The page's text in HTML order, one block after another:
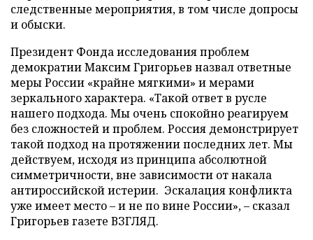
следственные мероприятия, в том числе допросы
и обыски.
Президент Фонда исследования проблем
демократии Максим Григорьев назвал ответные
меры России «крайне мягкими» и мерами
зеркального характера. «Такой ответ в русле
нашего подхода. Мы очень спокойно реагируем
без сложностей и проблем. Россия демонстрирует
такой подход на протяжении последних лет. Мы
действуем, исходя из принципа абсолютной
симметричности, вне зависимости от накала
антироссийской истерии. Эскалация конфликта
уже имеет место – и не по вине России», – сказал
Григорьев газете ВЗГЛЯД.